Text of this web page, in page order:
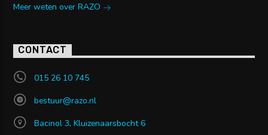
Meer weten over RAZO
CONTACT
015 26 10 745
bestuur@razo.nl
Bacinol 3, Kluizenaarsbocht 6